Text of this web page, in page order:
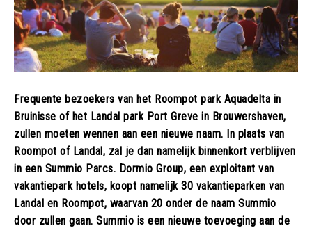
Frequente bezoekers van het Roompot park Aquadelta in
Bruinisse of het Landal park Port Greve in Brouwershaven,
zullen moeten wennen aan een nieuwe naam. In plaats van
Roompot of Landal, zal je dan namelijk binnenkort verblijven
in een Summio Parcs. Dormio Group, een exploitant van
vakantiepark hotels, koopt namelijk 30 vakantieparken van
Landal en Roompot, waarvan 20 onder de naam Summio
door zullen gaan. Summio is een nieuwe toevoeging aan de